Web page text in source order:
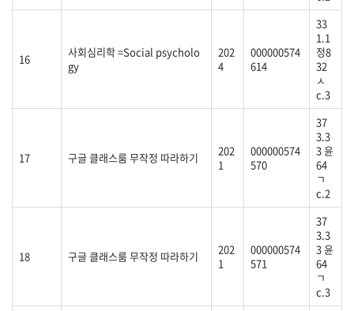
16
사회심리학 =Social psycholo
gy
202
4
000000574
614
33
1.1
정8
32
ㅅ
c.3
17 구글 클래스룸 무작정 따라하기
202
1
000000574
570
37
3.3
3 윤
64
ㄱ
c.2
18 구글 클래스룸 무작정 따라하기
202
1
000000574
571
37
3.3
3 윤
64
ㄱ
c.3